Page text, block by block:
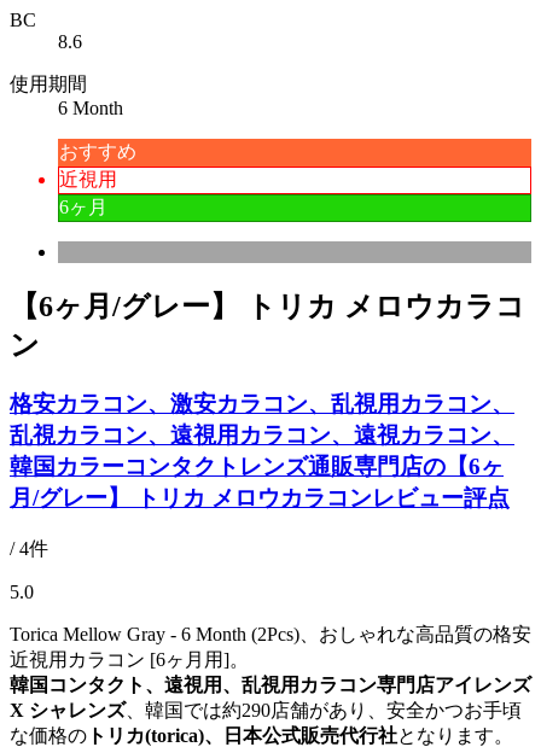
BC
8.6
使用期間
6 Month
おすすめ
近視用
6ヶ月
【6ヶ月/グレー】 トリカ メロウカラコ
ン
格安カラコン、激安カラコン、乱視用カラコン、
乱視カラコン、遠視用カラコン、遠視カラコン、
韓国カラーコンタクトレンズ通販専門店の【6ヶ
月/グレー】 トリカ メロウカラコンレビュー評点
/ 4件
5.0
Torica Mellow Gray - 6 Month (2Pcs)、おしゃれな高品質の格安
近視用カラコン [6ヶ月用]。
韓国コンタクト、遠視用、乱視用カラコン専門店アイレンズ
X シャレンズ、韓国では約290店舗があり、安全かつお手頃
な価格の トリカ(torica)、日本公式販売代行社となります。